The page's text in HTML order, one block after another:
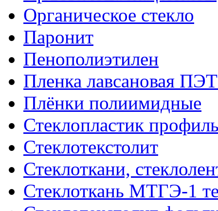
Органическое стекло
Паронит
Пенополиэтилен
Пленка лавсановая
Плёнки полиимидные
Стеклопластик
Стеклотекстолит
Стеклоткани,
Стеклоткань МТГЭ-1